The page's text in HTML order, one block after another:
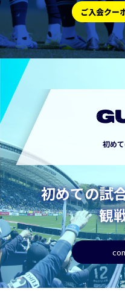
ご入会クー
初め
初めての試
観